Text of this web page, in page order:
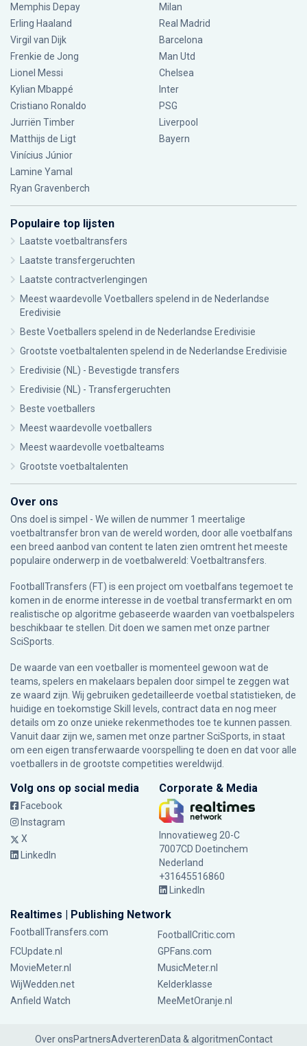
Memphis Depay
Erling Haaland
Virgil van Dijk
Frenkie de Jong
Lionel Messi
Kylian Mbappé
Cristiano Ronaldo
Jurriën Timber
Matthijs de Ligt
Vinícius Júnior
Lamine Yamal
Ryan Gravenberch
Milan
Real Madrid
Barcelona
Man Utd
Chelsea
Inter
PSG
Liverpool
Bayern
Populaire top lijsten
Laatste voetbaltransfers
Laatste transfergeruchten
Laatste contractverlengingen
Meest waardevolle Voetballers spelend in de Nederlandse
Eredivisie
Beste Voetballers spelend in de Nederlandse Eredivisie
Grootste voetbaltalenten spelend in de Nederlandse Eredivisie
Eredivisie (NL) - Bevestigde transfers
Eredivisie (NL) - Transfergeruchten
Beste voetballers
Meest waardevolle voetballers
Meest waardevolle voetbalteams
Grootste voetbaltalenten
Over ons
Ons doel is simpel - We willen de nummer 1 meertalige
voetbaltransfer bron van de wereld worden, door alle voetbalfans
een breed aanbod van content te laten zien omtrent het meeste
populaire onderwerp in de voetbalwereld: Voetbaltransfers.
FootballTransfers (FT) is een project om voetbalfans tegemoet te
komen in de enorme interesse in de voetbal transfermarkt en om
realistische op algoritme gebaseerde waarden van voetbalspelers
beschikbaar te stellen. Dit doen we samen met onze partner
SciSports
De waarde van een voetballer is momenteel gewoon wat de
teams, spelers en makelaars bepalen door simpel te zeggen wat
ze waard zijn. Wij gebruiken gedetailleerde voetbal statistieken, de
huidige en toekomstige Skill levels, contract data en nog meer
details om zo onze unieke rekenmethodes toe te kunnen passen.
Vanuit daar zijn we, samen met onze partner SciSports, in staat
om een eigen transferwaarde voorspelling te doen en dat voor alle
voetballers in de grootste competities wereldwijd.
Volg ons op social media
Facebook
Instagram
X
LinkedIn
Corporate & Media
Innovatieweg 20-C
7007CD Doetinchem
Nederland
+31645516860
LinkedIn
Realtimes | Publishing Network
FootballTransfers.com
FootballCritic.com
FCUpdate.nl
GPFans.com
MovieMeter.nl
MusicMeter.nl
WijWedden.net
Kelderklasse
Anfield Watch
MeeMetOranje.nl
Over onsPartnersAdverterenData & algoritmenContact